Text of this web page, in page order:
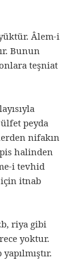
Âlem-i
Bunun
teşniat
peyda
nifakın
halinden
i tevhid
itnab
riya gibi
yoktur.